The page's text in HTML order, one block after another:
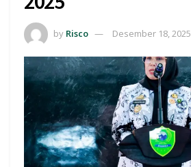
by Risco Desember 18, 2025